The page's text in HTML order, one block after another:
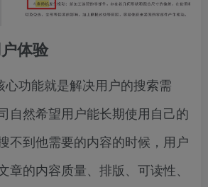
体验
心功能就是解决用户的搜索需
自然希望用户能长期使用自己的
不到他需要的内容的时候，用户
章的内容质量、排版、可读性、